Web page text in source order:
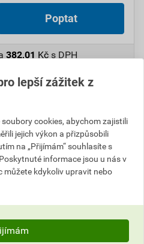
Poptat
382,01 Kč s DPH
plné, bez pocínování
lepší zážitek z
cookies, abychom zajistili
jejich výkon a přizpůsobili
na „Přijímám“ souhlasíte s
informace jsou u nás v
můžete kdykoliv upravit nebo